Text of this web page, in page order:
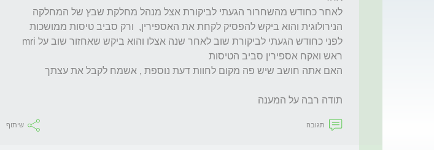
תודה רבה על המענה
תגובה שיתוף